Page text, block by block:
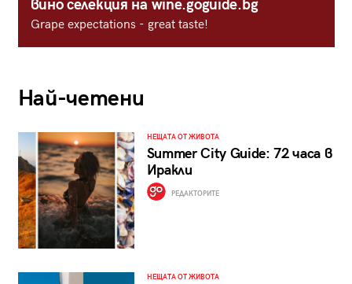
вино селекция на wine.goguide.bg
Grape expectations - great taste!
Най-четени
НЕЩАТА ОТ ЖИВОТА
Summer City Guide: 72 часа в
Иракли
РЕДАКТОРИТЕ
НЕЩАТА ОТ ЖИВОТА